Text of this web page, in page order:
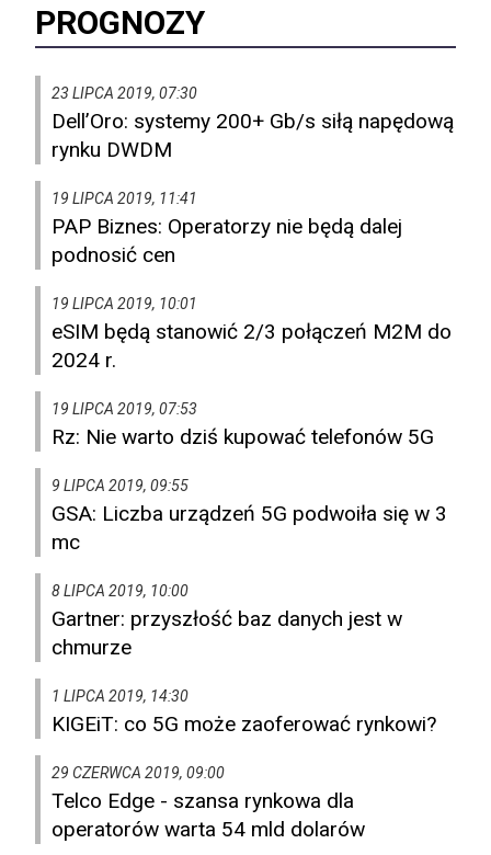
PROGNOZY
23 LIPCA 2019, 07:30
Dell’Oro: systemy 200+ Gb/s siłą napędową
rynku DWDM
19 LIPCA 2019, 11:41
PAP Biznes: Operatorzy nie będą dalej
podnosić cen
19 LIPCA 2019, 10:01
eSIM będą stanowić 2/3 połączeń M2M do
2024 r.
19 LIPCA 2019, 07:53
Rz: Nie warto dziś kupować telefonów 5G
9 LIPCA 2019, 09:55
GSA: Liczba urządzeń 5G podwoiła się w 3
mc
8 LIPCA 2019, 10:00
Gartner: przyszłość baz danych jest w
chmurze
1 LIPCA 2019, 14:30
KIGEiT: co 5G może zaoferować rynkowi?
29 CZERWCA 2019, 09:00
Telco Edge - szansa rynkowa dla
operatorów warta 54 mld dolarów